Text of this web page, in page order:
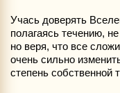
Учась доверять
полагаясь течению,
но веря, что все
очень сильно
степень собственной